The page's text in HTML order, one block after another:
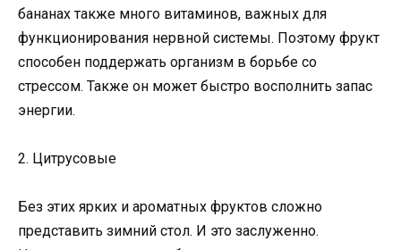
бананах также много витаминов, важных для
функционирования нервной системы. Поэтому фрукт
способен поддержать организм в борьбе со
стрессом. Также он может быстро восполнить запас
энергии.
2. Цитрусовые
Без этих ярких и ароматных фруктов сложно
представить зимний стол. И это заслуженно.